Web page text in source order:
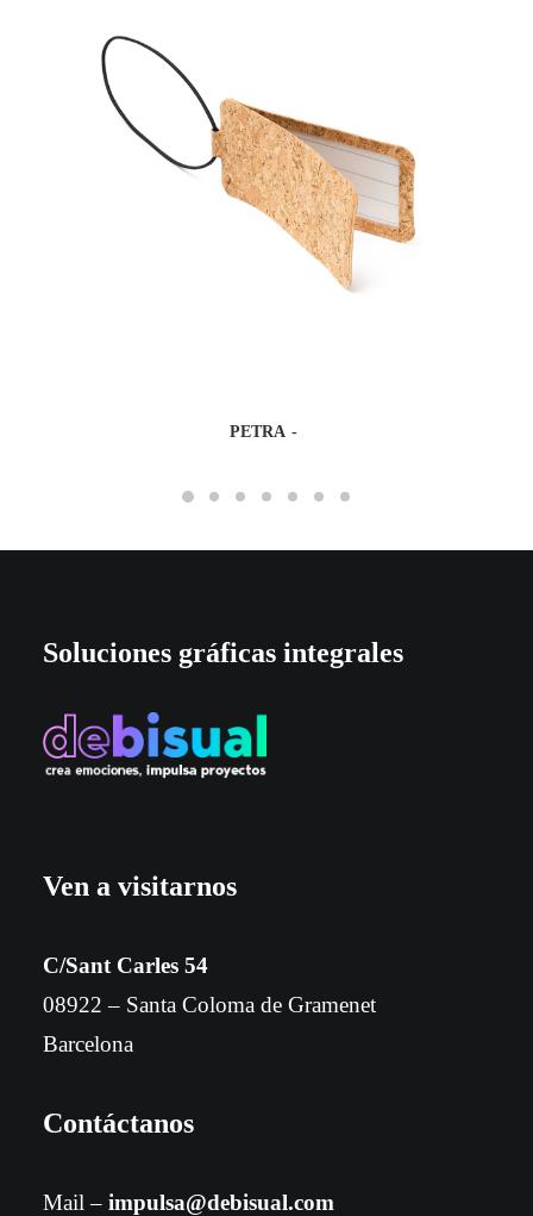
PETRA
Soluciones gráficas integrales
Ven a visitarnos
C/Sant Carles 54
08922 – Santa Coloma de Gramenet
Barcelona
Contáctanos
Mail – impulsa@debisual.com